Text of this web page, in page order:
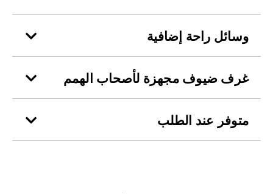
وسائل راحة إضافية
غرف ضيوف مجهزة لأصحاب الهمم
متوفر عند الطلب